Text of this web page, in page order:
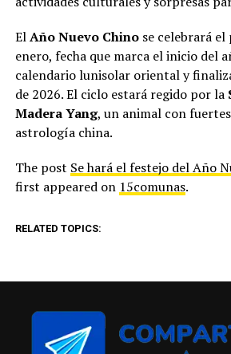
ElAño Nuevo Chinose celebrará el
enero, fecha que marca el inicio del
calendario lunisolar oriental y
de 2026. El ciclo estará regido por la
Madera Yang, un animal con
astrología china.
The post Se hará el festejo del Año
first appeared on 15comunas.
RELATED TOPICS: